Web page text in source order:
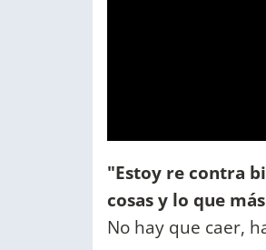
"Estoy re contra
cosas y lo que
No hay que caer,